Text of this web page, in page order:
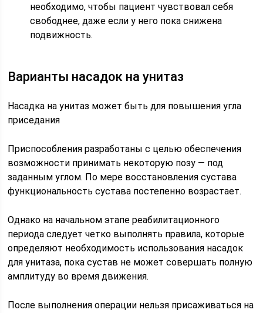
необходимо, чтобы пациент чувствовал себя
свободнее, даже если у него пока снижена
подвижность.
Варианты насадок на унитаз
Насадка на унитаз может быть для повышения угла
приседания
Приспособления разработаны с целью обеспечения
возможности принимать некоторую позу — под
заданным углом. По мере восстановления сустава
функциональность сустава постепенно возрастает.
Однако на начальном этапе реабилитационного
периода следует четко выполнять правила, которые
определяют необходимость использования насадок
для унитаза, пока сустав не может совершать полную
амплитуду во время движения.
После выполнения операции нельзя присаживаться на